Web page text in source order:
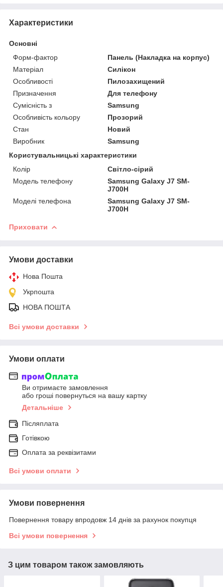
Характеристики
Основні
Форм-фактор
Панель (Накладка на корпус)
Матеріал
Силікон
Особливості
Пилозахищений
Призначення
Для телефону
Сумісність з
Samsung
Особливість кольору
Прозорий
Стан
Новий
Виробник
Samsung
Користувальницькі характеристики
Колір
Світло-сірий
Модель телефону
Samsung Galaxy J7 SM-
J700H
Моделі телефона
Samsung Galaxy J7 SM-
J700H
Приховати
Умови доставки
Нова Пошта
Укрпошта
НОВА ПОШТА
Всі умови доставки
Умови оплати
Ви отримаєте замовлення
або гроші повернуться на вашу картку
Детальніше
Післяплата
Готівкою
Оплата за реквізитами
Всі умови оплати
Умови повернення
Повернення товару впродовж 14 днів за рахунок покупця
Всі умови повернення
З цим товаром також замовляють